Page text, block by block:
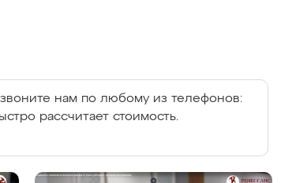
нам по любому из телефонов:
рассчитает стоимость.